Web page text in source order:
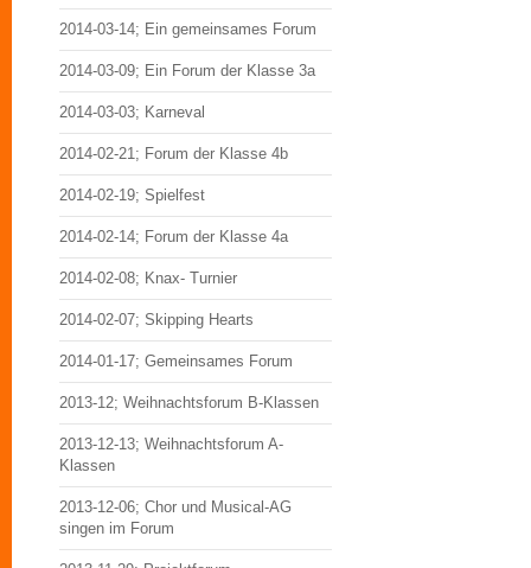
2014-03-14; Ein gemeinsames Forum
2014-03-09; Ein Forum der Klasse 3a
2014-03-03; Karneval
2014-02-21; Forum der Klasse 4b
2014-02-19; Spielfest
2014-02-14; Forum der Klasse 4a
2014-02-08; Knax- Turnier
2014-02-07; Skipping Hearts
2014-01-17; Gemeinsames Forum
2013-12; Weihnachtsforum B-Klassen
2013-12-13; Weihnachtsforum A-
Klassen
2013-12-06; Chor und Musical-AG
singen im Forum